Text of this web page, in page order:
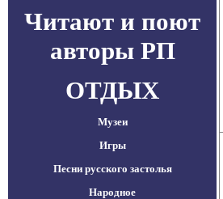
Читают и поют
авторы РП
ОТДЫХ
Музеи
Игры
Песни русского застолья
Народное